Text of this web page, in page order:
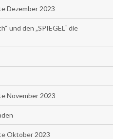
Dezember 2023
und den „SPIEGEL“ die
November 2023
Oktober 2023